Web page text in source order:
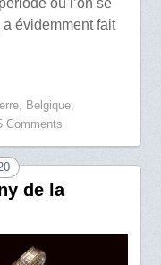
où l’on se
évidemment fait
, Belgique,
Comments
de la